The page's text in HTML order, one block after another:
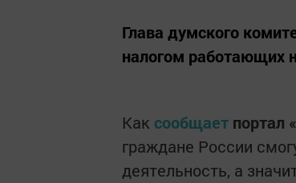
Глава думского
налогом работающих
Как сообщает портал
граждане России
деятельность, а